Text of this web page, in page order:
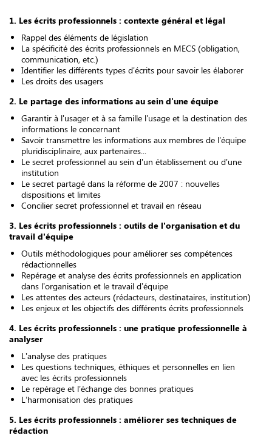
1. Les écrits professionnels : contexte général et légal
Rappel des éléments de législation
La spécificité des écrits professionnels en MECS (obligation,
communication, etc.)
Identifier les différents types d'écrits pour savoir les élaborer
Les droits des usagers
2. Le partage des informations au sein d'une équipe
Garantir à l'usager et à sa famille l'usage et la destination des
informations le concernant
Savoir transmettre les informations aux membres de l'équipe
pluridisciplinaire, aux partenaires...
Le secret professionnel au sein d'un établissement ou d'une
institution
Le secret partagé dans la réforme de 2007 : nouvelles
dispositions et limites
Concilier secret professionnel et travail en réseau
3. Les écrits professionnels : outils de l’organisation et du
travail d’équipe
Outils méthodologiques pour améliorer ses compétences
rédactionnelles
Repérage et analyse des écrits professionnels en application
dans l’organisation et le travail d’équipe
Les attentes des acteurs (rédacteurs, destinataires, institution)
Les enjeux et les objectifs des différents écrits professionnels
4. Les écrits professionnels : une pratique professionnelle à
analyser
L’analyse des pratiques
Les questions techniques, éthiques et personnelles en lien
avec les écrits professionnels
Le repérage et l’échange des bonnes pratiques
L’harmonisation des pratiques
5. Les écrits professionnels : améliorer ses techniques de
rédaction